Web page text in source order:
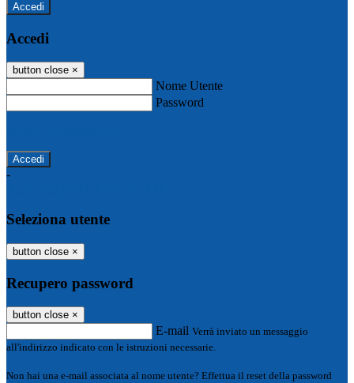
Accedi
Accedi
button close ×
Nome Utente
Password
-
Seleziona utente
button close ×
Recupero password
button close ×
E-mail Verrà inviato un messaggio
all'indirizzo indicato con le istruzioni necessarie.
Non hai una e-mail associata al nome utente? Effettua il reset della password